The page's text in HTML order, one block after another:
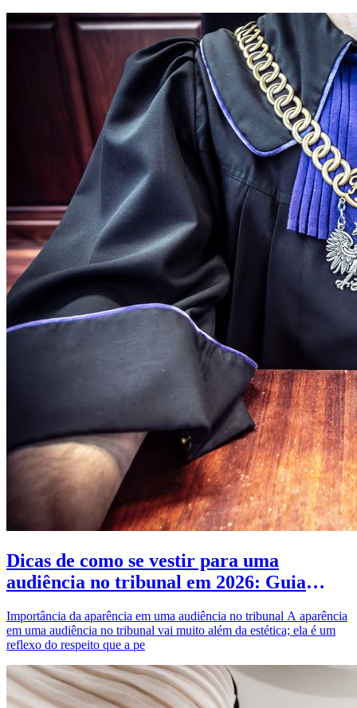
Dicas de como se vestir para uma
audiência no tribunal em 2026: Guia
Importância da aparência em uma audiência no tribunal A aparência
em uma audiência no tribunal vai muito além da estética; ela é um
reflexo do respeito que a pe